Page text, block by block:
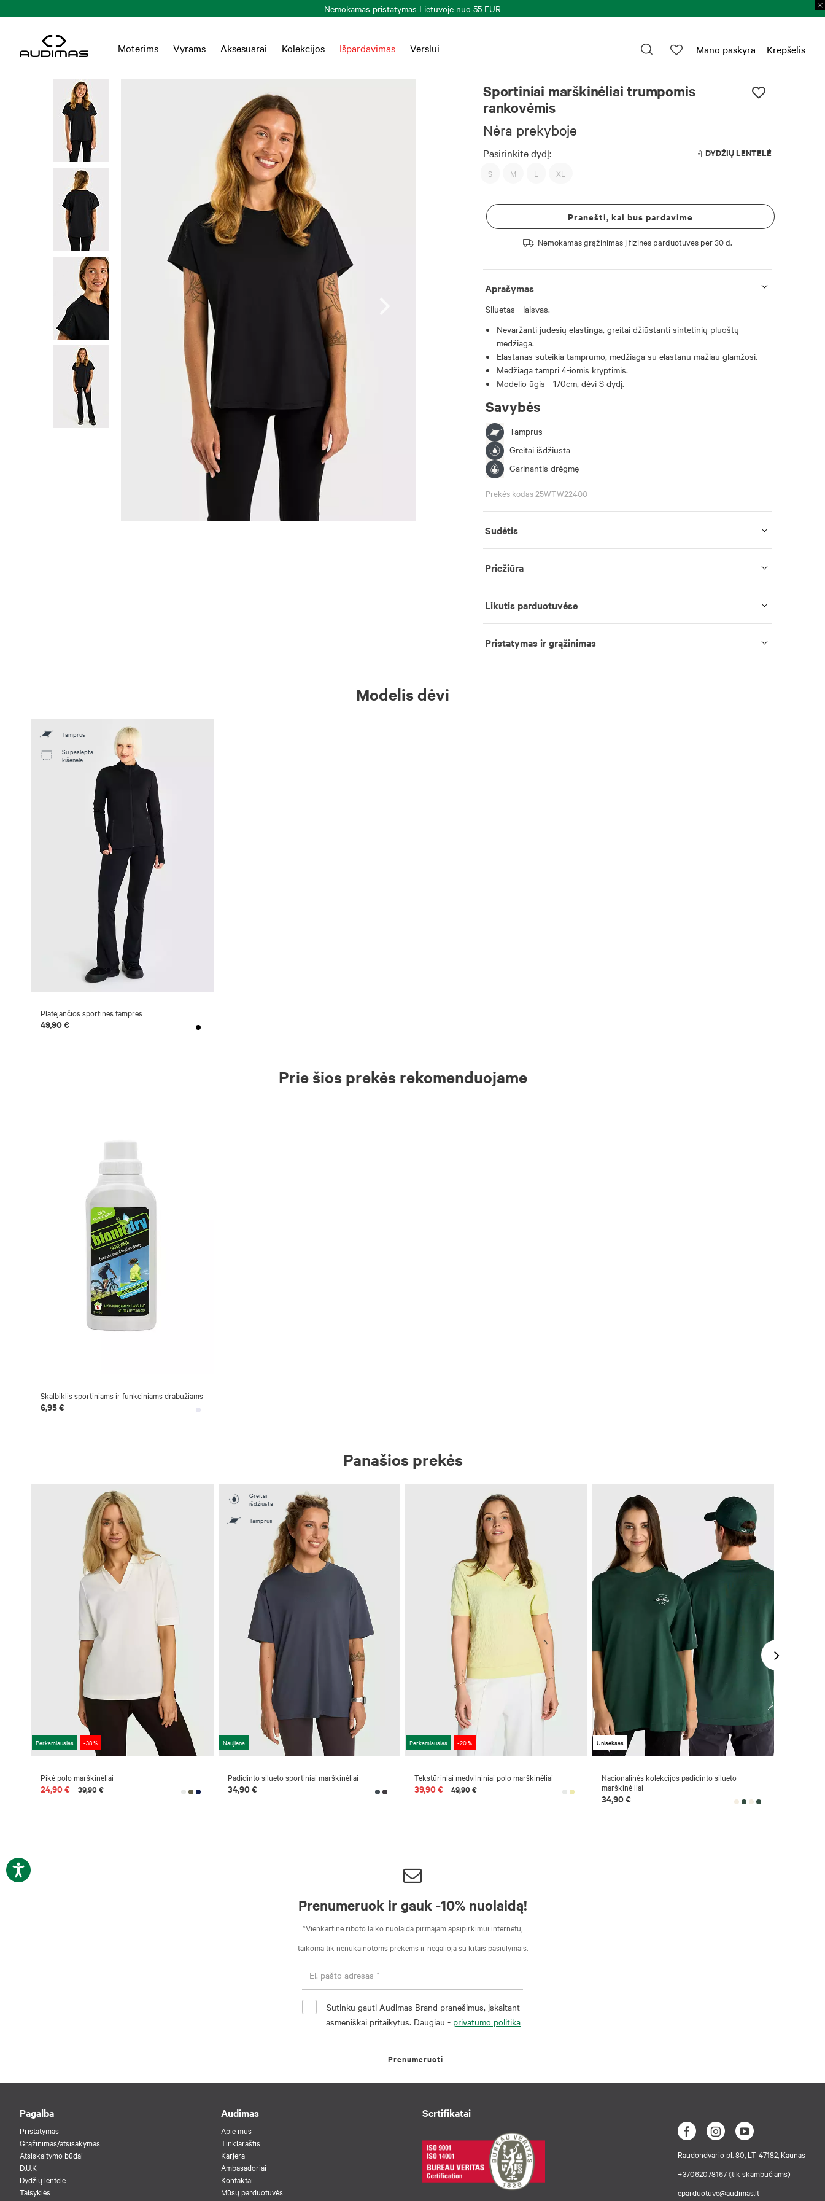
Prekių grąžinimas per
Moterims Vyrams Aksesuarai Kolekcijos Išpardavimas Verslui Krepšelis
Mano paskyra
Sportiniai marškinėliai trumpomis
rankovėmis
Nėra prekyboje
Pasirinkite dydį: DYDŽIŲ LENTELĖ
S M L XL
Pranešti, kai bus pardavime
Nemokamas grąžinimas į fizines parduotuves per 30 d.
Aprašymas
Siluetas - laisvas.
Nevaržanti judesių elastinga, greitai džiūstanti sintetinių pluoštų
medžiaga.
Elastanas suteikia tamprumo, medžiaga su elastanu mažiau glamžosi.
Medžiaga tampri 4-iomis kryptimis.
Modelio ūgis - 170cm, dėvi S dydį.
Savybės
Tamprus
Greitai išdžiūsta
Garinantis drėgmę
Prekės kodas 25WTW22400
Sudėtis
Priežiūra
Likutis parduotuvėse
Pristatymas ir grąžinimas
Modelis dėvi
Tamprus
Su paslėpta
kišenėle
Platėjančios sportinės tamprės
49,90 €
Prie šios prekės rekomenduojame
Skalbiklis sportiniams ir funkciniams drabužiams
6,95 €
Panašios prekės
Perkamiausias -38 %
Pikė polo marškinėliai
24,90 € 39,90 €
Greitai
išdžiūsta
Tamprus
Naujiena
Padidinto silueto sportiniai marškinėliai
34,90 €
Perkamiausias -20 %
Tekstūriniai medvilniniai polo marškinėliai
39,90 € 49,90 €
Uniseksas
Nacionalinės kolekcijos padidinto silueto
marškinė liai
34,90 €
Prenumeruok ir gauk -10% nuolaidą!
*Vienkartinė riboto laiko nuolaida pirmajam apsipirkimui internetu,
taikoma tik nenukainotoms prekėms ir negalioja su kitais pasiūlymais.
Sutinku gauti Audimas Brand pranešimus, įskaitant
asmeniškai pritaikytus. Daugiau - privatumo politika
Prenumeruoti
Pagalba
Pristatymas
Grąžinimas/atsisakymas
Atsiskaitymo būdai
D.U.K
Dydžių lentelė
Taisyklės
Audimas
Apie mus
Tinklaraštis
Karjera
Ambasadoriai
Kontaktai
Mūsų parduotuvės
Sertifikatai
Raudondvario pl. 80, LT-47182, Kaunas
+37062078167 (tik skambučiams)
eparduotuve@audimas.lt